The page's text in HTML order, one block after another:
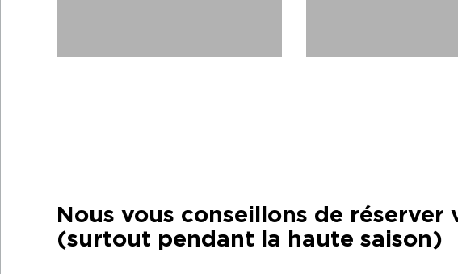
Nous vous conseillons de
(surtout pendant la haute saison)